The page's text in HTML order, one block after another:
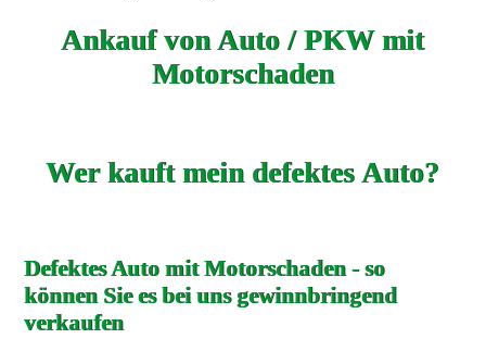
Ankauf von Auto / PKW mit
Motorschaden
Wer kauft mein defektes Auto?
Defektes Auto mit Motorschaden - so
können Sie es bei uns gewinnbringend
verkaufen